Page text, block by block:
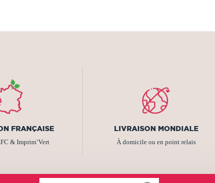
FRANÇAISE
& Imprim’Vert
LIVRAISON MONDIALE
À domicile ou en point relais